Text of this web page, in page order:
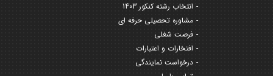
انتخاب رشته کنکور 1403
مشاوره تحصیلی حرفه ای
فرصت شغلی
افتخارات و اعتبارات
درخواست نمایندگی